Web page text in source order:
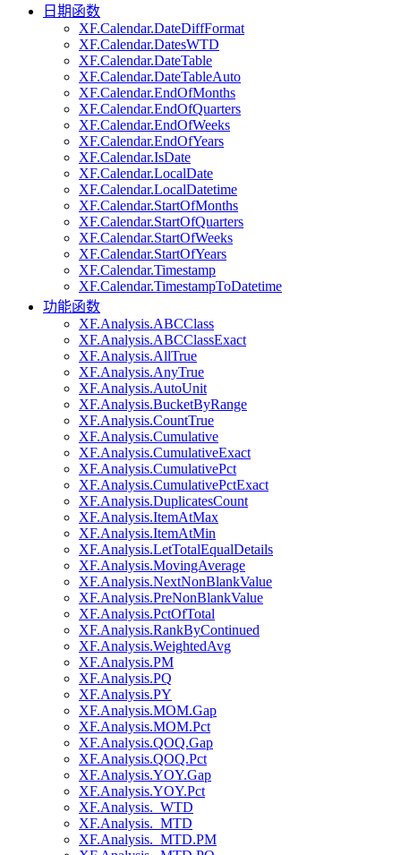
日期函数
XF.Calendar.DateDiffFormat
XF.Calendar.DatesWTD
XF.Calendar.DateTable
XF.Calendar.DateTableAuto
XF.Calendar.EndOfMonths
XF.Calendar.EndOfQuarters
XF.Calendar.EndOfWeeks
XF.Calendar.EndOfYears
XF.Calendar.IsDate
XF.Calendar.LocalDate
XF.Calendar.LocalDatetime
XF.Calendar.StartOfMonths
XF.Calendar.StartOfQuarters
XF.Calendar.StartOfWeeks
XF.Calendar.StartOfYears
XF.Calendar.Timestamp
XF.Calendar.TimestampToDatetime
功能函数
XF.Analysis.ABCClass
XF.Analysis.ABCClassExact
XF.Analysis.AllTrue
XF.Analysis.AnyTrue
XF.Analysis.AutoUnit
XF.Analysis.BucketByRange
XF.Analysis.CountTrue
XF.Analysis.Cumulative
XF.Analysis.CumulativeExact
XF.Analysis.CumulativePct
XF.Analysis.CumulativePctExact
XF.Analysis.DuplicatesCount
XF.Analysis.ItemAtMax
XF.Analysis.ItemAtMin
XF.Analysis.LetTotalEqualDetails
XF.Analysis.MovingAverage
XF.Analysis.NextNonBlankValue
XF.Analysis.PreNonBlankValue
XF.Analysis.PctOfTotal
XF.Analysis.RankByContinued
XF.Analysis.WeightedAvg
XF.Analysis.PM
XF.Analysis.PQ
XF.Analysis.PY
XF.Analysis.MOM.Gap
XF.Analysis.MOM.Pct
XF.Analysis.QOQ.Gap
XF.Analysis.QOQ.Pct
XF.Analysis.YOY.Gap
XF.Analysis.YOY.Pct
XF.Analysis._WTD
XF.Analysis._MTD
XF.Analysis._MTD.PM